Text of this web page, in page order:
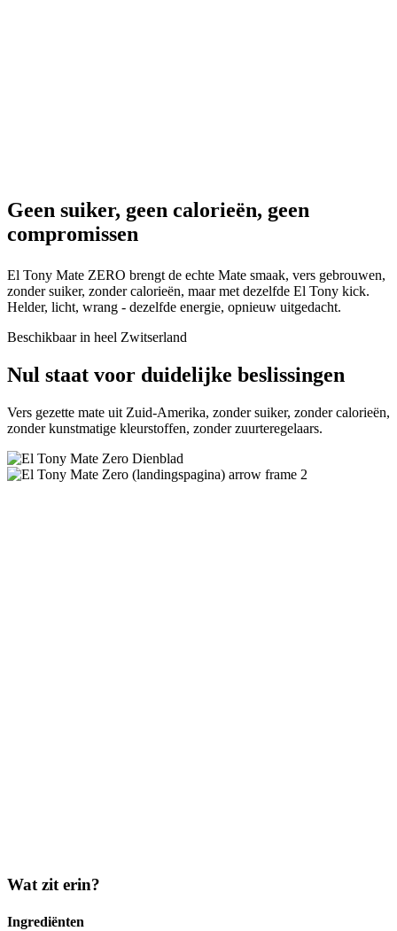
Geen suiker, geen calorieën, geen
compromissen
El Tony Mate ZERO brengt de echte Mate smaak, vers gebrouwen,
zonder suiker, zonder calorieën, maar met dezelfde El Tony kick.
Helder, licht, wrang - dezelfde energie, opnieuw uitgedacht.
Beschikbaar in heel Zwitserland
Nul staat voor duidelijke beslissingen
Vers gezette mate uit Zuid-Amerika, zonder suiker, zonder calorieën,
zonder kunstmatige kleurstoffen, zonder zuurteregelaars.
Wat zit erin?
Ingrediënten